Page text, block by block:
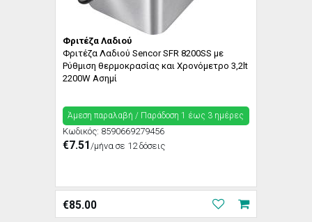
Φριτέζα Λαδιού
Φριτέζα Λαδιού Sencor SFR 8200SS με
Ρύθμιση θερμοκρασίας και Χρονόμετρο 3,2lt
2200W Ασημί
Άμεση παραλαβή / Παράδoση 1 έως 3 ημέρες
Κωδικός: 8590669279456
€7.51 /μήνα σε 12 δόσεις
€85.00